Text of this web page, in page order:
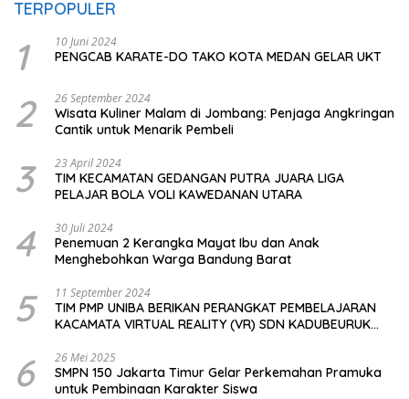
TERPOPULER
1 10 Juni 2024
PENGCAB KARATE-DO TAKO KOTA MEDAN GELAR UKT
2 26 September 2024
Wisata Kuliner Malam di Jombang: Penjaga Angkringan
Cantik untuk Menarik Pembeli
3 23 April 2024
TIM KECAMATAN GEDANGAN PUTRA JUARA LIGA
PELAJAR BOLA VOLI KAWEDANAN UTARA
4 30 Juli 2024
Penemuan 2 Kerangka Mayat Ibu dan Anak
Menghebohkan Warga Bandung Barat
5 11 September 2024
TIM PMP UNIBA BERIKAN PERANGKAT PEMBELAJARAN
KACAMATA VIRTUAL REALITY (VR) SDN KADUBEURUK
6 26 Mei 2025
SMPN 150 Jakarta Timur Gelar Perkemahan Pramuka
untuk Pembinaan Karakter Siswa